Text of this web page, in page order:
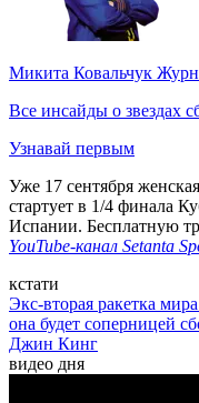
Микита Ковальчук
Все инсайды о звездах
Узнавай первым
Уже 17 сентября
стартует в 1/4 финала
Испании. Бесплатную
YouTube-канал Setanta
кстати
Экс-вторая ракетка
она будет соперницей
Джин Кинг
видео дня